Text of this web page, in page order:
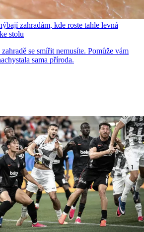
zahradám, kde roste tahle levná
stolu
se smířit nemusíte. Pomůže vám
sama příroda.